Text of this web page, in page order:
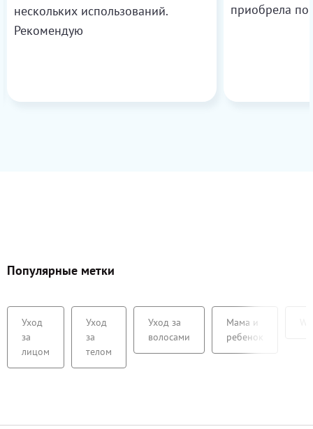
нескольких использований.
Рекомендую
приобрела
огромным
Популярные метки
Уход
за
лицом
Уход
за
телом
Уход за
волосами
Мама и
ребенок